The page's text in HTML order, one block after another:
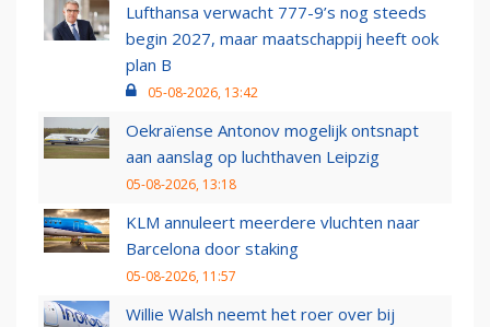
Lufthansa verwacht 777-9’s nog steeds
begin 2027, maar maatschappij heeft ook
plan B
05-08-2026, 13:42
Oekraïense Antonov mogelijk ontsnapt
aan aanslag op luchthaven Leipzig
05-08-2026, 13:18
KLM annuleert meerdere vluchten naar
Barcelona door staking
05-08-2026, 11:57
Willie Walsh neemt het roer over bij